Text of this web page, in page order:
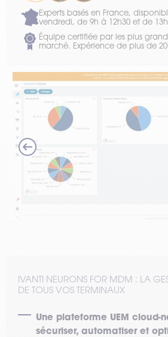
Experts basés en France,
vendredi, de 9h à 12h30 et de
Équipe certifiée par les plus
marché. Expérience de plus de 20
IVANTI NEURONS FOR MDM : LA
DE TOUS VOS TERMINAUX
Une plateforme UEM cloud-
sécuriser, automatiser et